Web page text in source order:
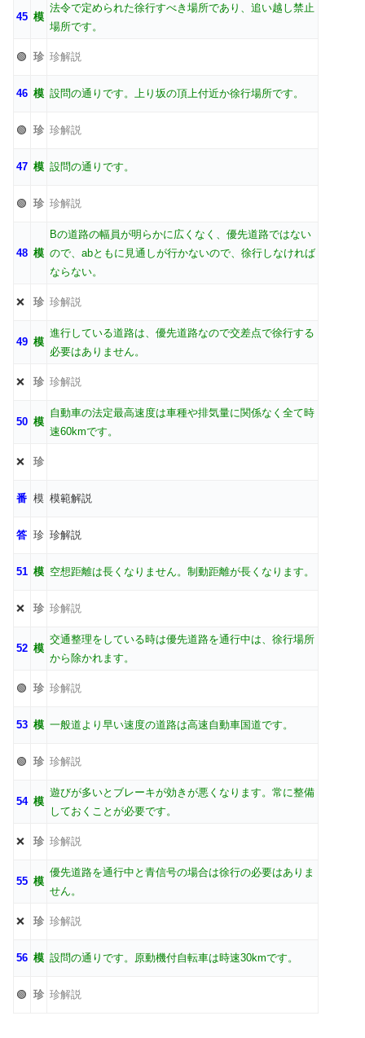
45 模
法令で定められた徐行すべき場所であり、追い越し禁止
場所です。
🟢 珍 珍解説
46 模 設問の通りです。上り坂の頂上付近か徐行場所です。
🟢 珍 珍解説
47 模 設問の通りです。
🟢 珍 珍解説
48 模
Bの道路の幅員が明らかに広くなく、優先道路ではない
ので、abともに見通しが行かないので、徐行しなければ
ならない。
❌ 珍 珍解説
49 模
進行している道路は、優先道路なので交差点で徐行する
必要はありません。
❌ 珍 珍解説
50 模
自動車の法定最高速度は車種や排気量に関係なく全て時
速60kmです。
❌ 珍
番 模 模範解説
答 珍 珍解説
51 模 空想距離は長くなりません。制動距離が長くなります。
❌ 珍 珍解説
52 模
交通整理をしている時は優先道路を通行中は、徐行場所
から除かれます。
🟢 珍 珍解説
53 模 一般道より早い速度の道路は高速自動車国道です。
🟢 珍 珍解説
54 模
遊びが多いとブレーキが効きが悪くなります。常に整備
しておくことが必要です。
❌ 珍 珍解説
55 模
優先道路を通行中と青信号の場合は徐行の必要はありま
せん。
❌ 珍 珍解説
56 模 設問の通りです。原動機付自転車は時速30kmです。
🟢 珍 珍解説